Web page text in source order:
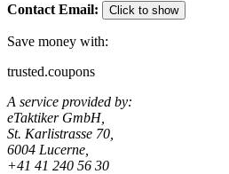
Contact Email: Click to show
Save money with:
trusted.coupons
A service provided by:
eTaktiker GmbH,
St. Karlistrasse 70,
6004 Lucerne,
+41 41 240 56 30